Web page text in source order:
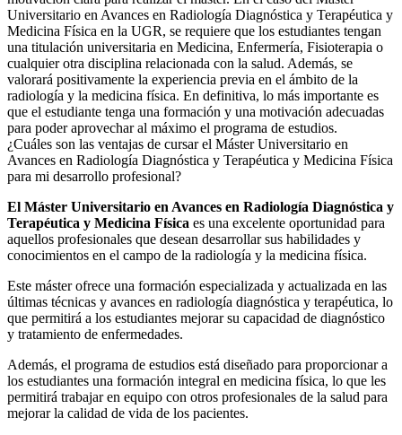
Universitario en Avances en Radiología Diagnóstica y Terapéutica y
Medicina Física en la UGR, se requiere que los estudiantes tengan
una titulación universitaria en Medicina, Enfermería, Fisioterapia o
cualquier otra disciplina relacionada con la salud. Además, se
valorará positivamente la experiencia previa en el ámbito de la
radiología y la medicina física. En definitiva, lo más importante es
que el estudiante tenga una formación y una motivación adecuadas
para poder aprovechar al máximo el programa de estudios.
¿Cuáles son las ventajas de cursar el Máster Universitario en
Avances en Radiología Diagnóstica y Terapéutica y Medicina Física
para mi desarrollo profesional?
El Máster Universitario en Avances en Radiología Diagnóstica y
Terapéutica y Medicina Física es una excelente oportunidad para
aquellos profesionales que desean desarrollar sus habilidades y
conocimientos en el campo de la radiología y la medicina física.
Este máster ofrece una formación especializada y actualizada en las
últimas técnicas y avances en radiología diagnóstica y terapéutica, lo
que permitirá a los estudiantes mejorar su capacidad de diagnóstico
y tratamiento de enfermedades.
Además, el programa de estudios está diseñado para proporcionar a
los estudiantes una formación integral en medicina física, lo que les
permitirá trabajar en equipo con otros profesionales de la salud para
mejorar la calidad de vida de los pacientes.